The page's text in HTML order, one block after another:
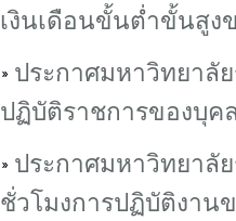
เงินเดือนขั้นต่ำขั้นสูง
ประกาศมหาวิทยาลั
ปฏิบัติราชการของบุค
ประกาศมหาวิทยาลั
ชั่วโมงการปฏิบัติงาน